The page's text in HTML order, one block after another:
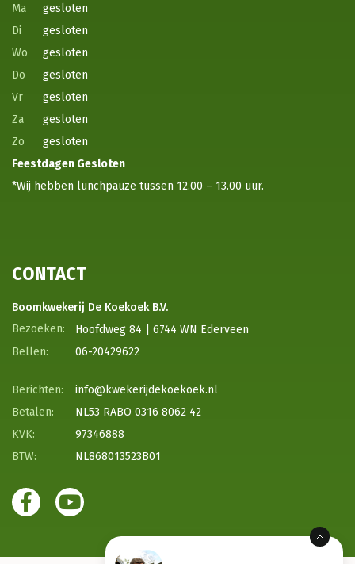
Ma
gesloten
Di
gesloten
Wo
gesloten
Do
gesloten
Vr
gesloten
Za
gesloten
Zo
gesloten
Feestdagen Gesloten
*Wij hebben lunchpauze tussen 12.00 – 13.00 uur.
CONTACT
Boomkwekerij De Koekoek B.V.
Hoofdweg 84 | 6744 WN Ederveen
06-20429622
info@kwekerijdekoekoek.nl
NL53 RABO 0316 8062 42
97346888
NL868013523B01